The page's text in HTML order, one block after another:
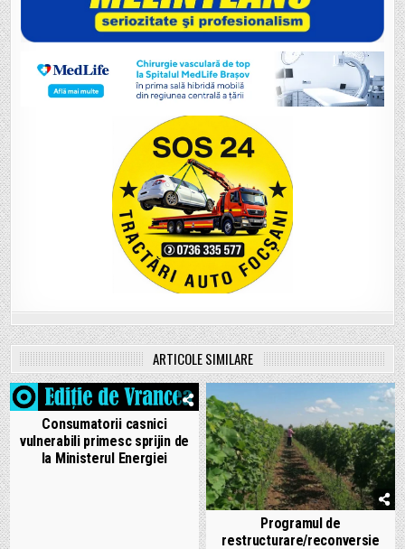
ARTICOLE SIMILARE
Consumatorii casnici
vulnerabili primesc sprijin de
la Ministerul Energiei
Programul de
restructurare/reconversie